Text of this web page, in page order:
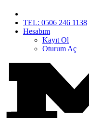
TEL: 0506 246 1138
Hesabım
Kayıt Ol
Oturum Aç